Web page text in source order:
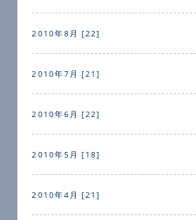
2010年8月 [22]
2010年7月 [21]
2010年6月 [22]
2010年5月 [18]
2010年4月 [21]